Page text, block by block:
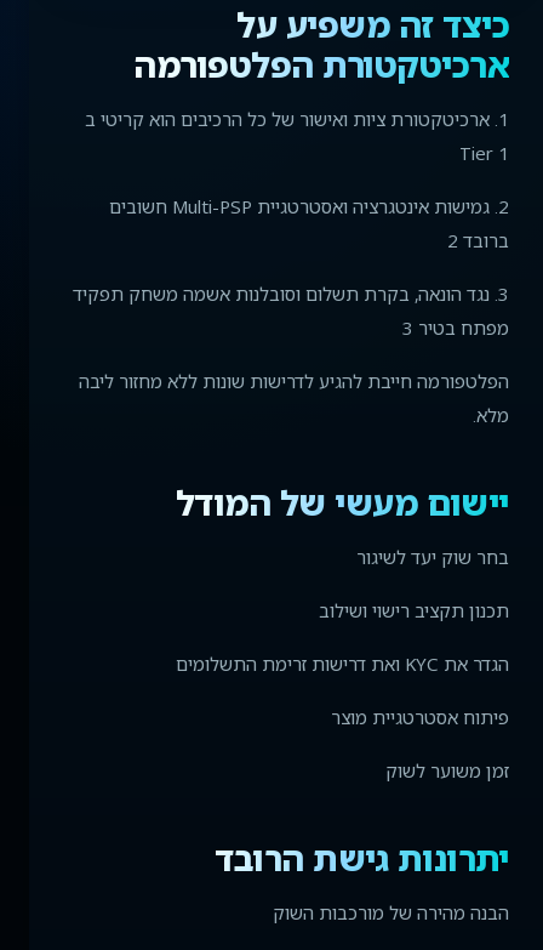
כיצד זה משפיע על
ארכיטקטורת הפלטפורמה
1. ארכיטקטורת ציות ואישור של כל הרכיבים הוא קריטי ב
Tier 1
2. גמישות אינטגרציה ואסטרטגיית Multi-PSP חשובים
ברובד 2
3. נגד הונאה, בקרת תשלום וסובלנות אשמה משחק תפקיד
מפתח בטיר 3
הפלטפורמה חייבת להגיע לדרישות שונות ללא מחזור ליבה
מלא.
יישום מעשי של המודל
בחר שוק יעד לשיגור
תכנון תקציב רישוי ושילוב
הגדר את KYC ואת דרישות זרימת התשלומים
פיתוח אסטרטגיית מוצר
זמן משוער לשוק
יתרונות גישת הרובד
הבנה מהירה של מורכבות השוק